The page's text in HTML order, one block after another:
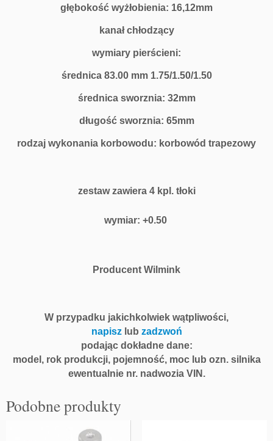
głębokość wyżłobienia: 16,12mm
kanał chłodzący
wymiary pierścieni:
średnica 83.00 mm 1.75/1.50/1.50
średnica sworznia: 32mm
długość sworznia: 65mm
rodzaj wykonania korbowodu: korbowód trapezowy
zestaw zawiera 4 kpl. tłoki
wymiar: +0.50
Producent Wilmink
W przypadku jakichkolwiek wątpliwości,
napiszlub zadzwoń
podając dokładne dane:
model, rok produkcji, pojemność, moc lub ozn. silnika
ewentualnie nr. nadwozia VIN.
Podobne produkty